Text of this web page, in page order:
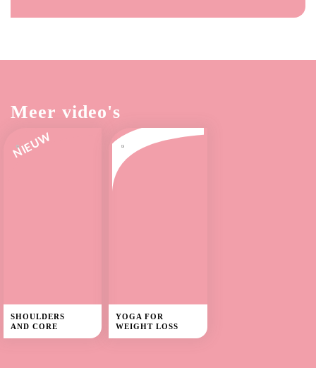
Meer video's
NIEUW
SHOULDERS
AND CORE
YOGA FOR
WEIGHT LOSS